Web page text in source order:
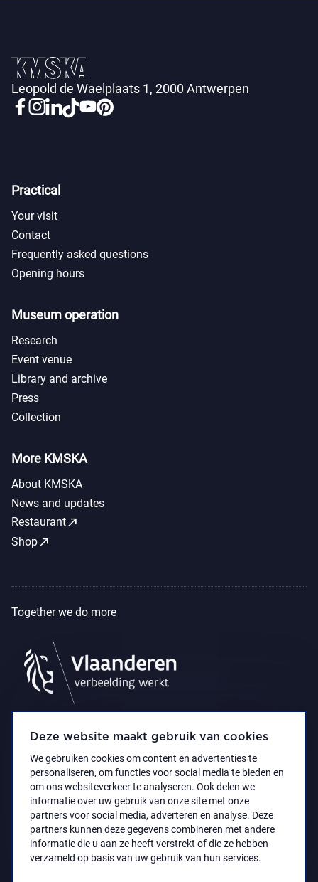
Deze website maakt gebruik van cookies
We gebruiken cookies om content en advertenties te
personaliseren, om functies voor social media te bieden en
om ons websiteverkeer te analyseren. Ook delen we
informatie over uw gebruik van onze site met onze
partners voor social media, adverteren en analyse. Deze
partners kunnen deze gegevens combineren met andere
informatie die u aan ze heeft verstrekt of die ze hebben
verzameld op basis van uw gebruik van hun services.
Leopold de Waelplaats 1, 2000 Antwerpen
Practical
Your visit
Contact
Frequently asked questions
Opening hours
Museum operation
Research
Event venue
Library and archive
Press
Collection
More KMSKA
About KMSKA
News and updates
Restaurantcall_made
Shopcall_made
Together we do more
Accessibility StatementPrivacy policy
© 2021 Koninklijk Museum voor Schone Kunsten